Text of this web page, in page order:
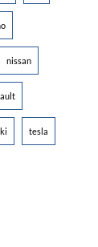
nissan
tesla